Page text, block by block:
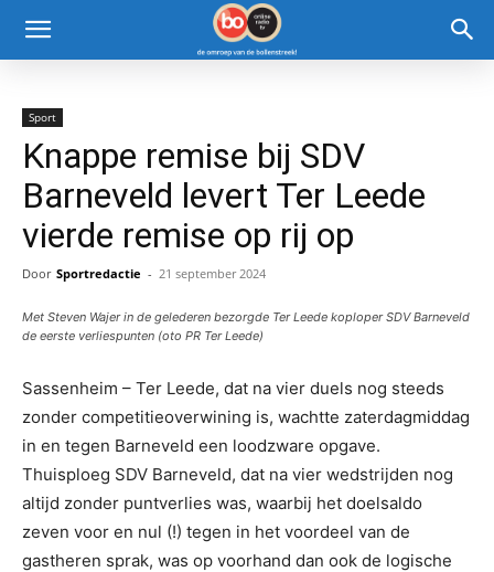
Sport
Knappe remise bij SDV
Barneveld levert Ter Leede
vierde remise op rij op
Door Sportredactie - 21 september 2024
Met Steven Wajer in de gelederen bezorgde Ter Leede koploper SDV Barneveld
de eerste verliespunten (oto PR Ter Leede)
Sassenheim – Ter Leede, dat na vier duels nog steeds
zonder competitieoverwining is, wachtte zaterdagmiddag
in en tegen Barneveld een loodzware opgave.
Thuisploeg SDV Barneveld, dat na vier wedstrijden nog
altijd zonder puntverlies was, waarbij het doelsaldo
zeven voor en nul (!) tegen in het voordeel van de
gastheren sprak, was op voorhand dan ook de logische